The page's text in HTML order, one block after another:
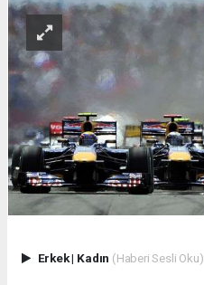
Erkek| Kadın (Haberi Sesli Oku)